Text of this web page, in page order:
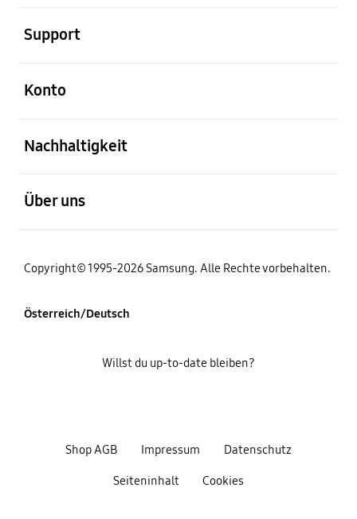
Support
Konto
Nachhaltigkeit
Über uns
Copyright© 1995-2026 Samsung. Alle Rechte vorbehalten.
Österreich/Deutsch
Shop AGB Impressum Datenschutz
Seiteninhalt Cookies
Willst du up-to-date bleiben?